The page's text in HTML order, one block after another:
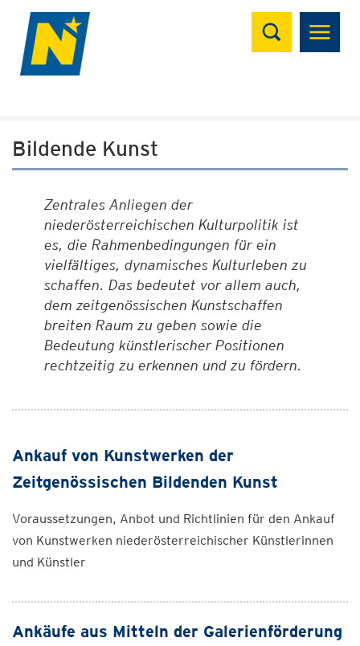
Suchen
Bildende Kunst
Zentrales Anliegen der
niederösterreichischen Kulturpolitik ist
es, die Rahmenbedingungen für ein
vielfältiges, dynamisches Kulturleben zu
schaffen. Das bedeutet vor allem auch,
dem zeitgenössischen Kunstschaffen
breiten Raum zu geben sowie die
Bedeutung künstlerischer Positionen
rechtzeitig zu erkennen und zu fördern.
Ankauf von Kunstwerken der
Zeitgenössischen Bildenden Kunst
Voraussetzungen, Anbot und Richtlinien für den Ankauf
von Kunstwerken niederösterreichischer Künstlerinnen
und Künstler
Ankäufe aus Mitteln der Galerienförderung